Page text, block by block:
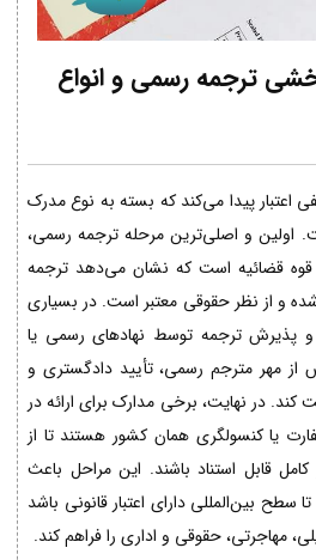
ترجمه رسمی و انواع
اعتبار پیدا می‌کند که بسته به نوع مدرک
اولین و اصلی‌ترین مرحله ترجمه رسمی،
قوه قضائیه است که نشان می‌دهد ترجمه
و از نظر حقوقی معتبر است. در بسیاری
و پذیرش ترجمه توسط نهادهای رسمی یا
از مهر مترجم رسمی، تأیید دادگستری و
کند. در نهایت، برخی مدارک برای ارائه در
یا کنسولگری همان کشور هستند تا از
قابل استناد باشند. این مراحل باعث
سطح بین‌المللی دارای اعتبار قانونی باشد
مهاجرتی، حقوقی و اداری را فراهم کند.